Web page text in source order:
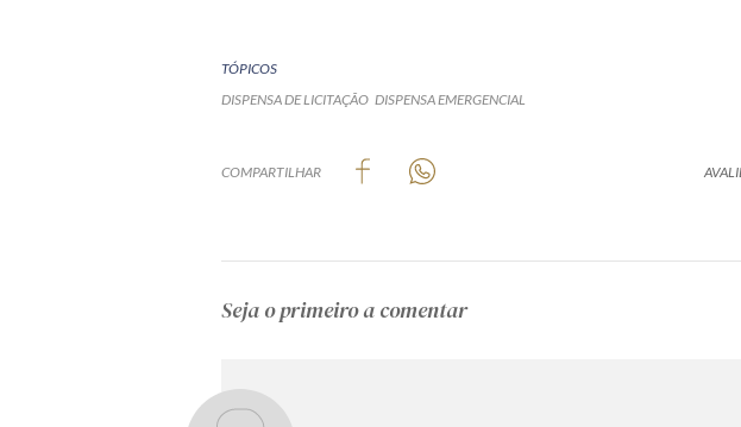
TÓPICOS
DISPENSA DE LICITAÇÃO DISPENSA EMERGENCIAL
COMPARTILHAR
Seja o primeiro a comentar